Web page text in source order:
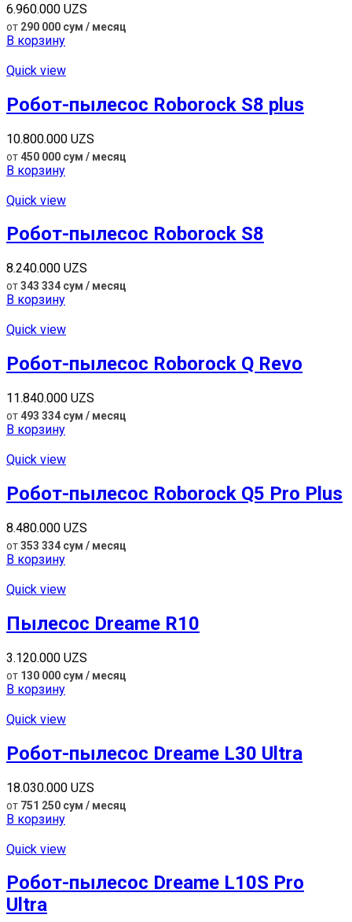
6.960.000 UZS
от 290 000 сум / месяц
В корзину
Quick view
Робот-пылесос Roborock S8 plus
10.800.000 UZS
от450 000 сум / месяц
В корзину
Quick view
Робот-пылесос Roborock S8
8.240.000 UZS
от343 334 сум / месяц
В корзину
Quick view
Робот-пылесос Roborock Q Revo
11.840.000 UZS
от493 334 сум / месяц
В корзину
Quick view
Робот-пылесос Roborock Q5 Pro Plus
8.480.000 UZS
от353 334 сум / месяц
В корзину
Quick view
Пылесос Dreame R10
3.120.000 UZS
от 130 000 сум / месяц
В корзину
Quick view
Робот-пылесос Dreame L30 Ultra
18.030.000 UZS
от 751 250 сум / месяц
В корзину
Quick view
Робот-пылесос Dreame L10S Pro
Ultra